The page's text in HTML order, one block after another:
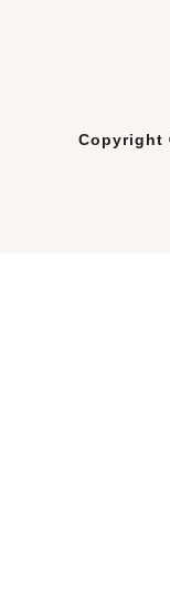
Copyright